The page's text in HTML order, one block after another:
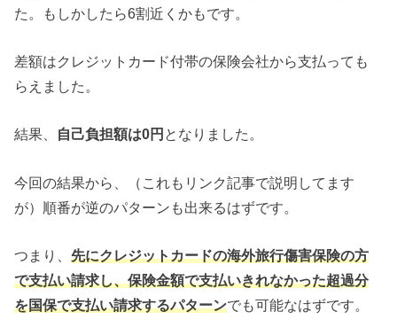
た。もしかしたら6割近くかもです。
差額はクレジットカード付帯の保険会社から支払っても
らえました。
結果、 自己負担額は0円 となりました。
今回の結果から、（これもリンク記事で説明してます
が）順番が逆のパターンも出来るはずです。
つまり、先にクレジットカードの海外旅行傷害保険の方
で支払い請求し、保険金額で支払いきれなかった超過分
を国保で支払い請求するパターンでも可能なはずです。